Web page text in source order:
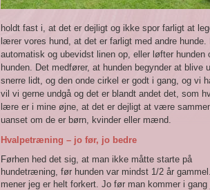
holdt fast i, at det er dejligt og ikke spor farligt at
lærer vores hund, at det er farligt med andre
automatisk og ubevidst linen op, eller løfter hunden
hunden. Det medfører, at hunden begynder at
snerre lidt, og den onde cirkel er godt i gang, og
vil vi gerne undgå og det er blandt andet det, som
lære er i mine øjne, at det er dejligt at være
uanset om de er børn, kvinder eller mænd.
Hvalpetræning – jo før, jo bedre
Førhen hed det sig, at man ikke måtte starte på
hundetræning, før hunden var mindst 1/2 år
mener jeg er helt forkert. Jo før man kommer i gang